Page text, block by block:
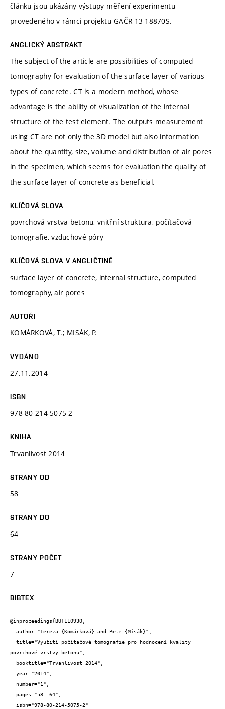
článku jsou ukázány výstupy měření experimentu
provedeného v rámci projektu GAČR 13-18870S.
ANGLICKÝ ABSTRAKT
The subject of the article are possibilities of computed
tomography for evaluation of the surface layer of various
types of concrete. CT is a modern method, whose
advantage is the ability of visualization of the internal
structure of the test element. The outputs measurement
using CT are not only the 3D model but also information
about the quantity, size, volume and distribution of air pores
in the specimen, which seems for evaluation the quality of
the surface layer of concrete as beneficial.
KLÍČOVÁ SLOVA
povrchová vrstva betonu, vnitřní struktura, počítačová
tomografie, vzduchové póry
KLÍČOVÁ SLOVA V ANGLIČTINĚ
surface layer of concrete, internal structure, computed
tomography, air pores
AUTOŘI
KOMÁRKOVÁ, T.; MISÁK, P.
VYDÁNO
27.11.2014
ISBN
978-80-214-5075-2
KNIHA
Trvanlivost 2014
STRANY OD
58
STRANY DO
64
STRANY POČET
7
BIBTEX
@inproceedings{BUT110930,
povrchové vrstvy betonu",